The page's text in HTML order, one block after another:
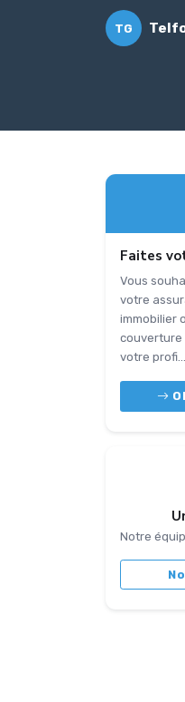
TG
Faites
Vous
votre
immobilier
couverture
votre profi...
Notre